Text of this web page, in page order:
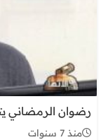
رضوان الرمضاني
منذ 7 سنوات